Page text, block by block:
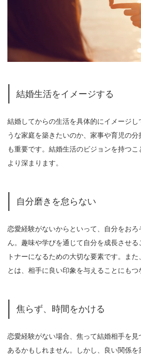
結婚生活をイメージする
結婚してからの生活を具体的にイメージし
うな家庭を築きたいのか、家事や育児の分
も重要です。結婚生活のビジョンを持つ
より深まります。
自分磨きを怠らない
恋愛経験がないからといって、自分をお
ん。趣味や学びを通じて自分を成長させ
トナーになるための大切な要素です。また
とは、相手に良い印象を与えることにもつ
焦らず、時間をかける
恋愛経験がない場合、焦って結婚相手を
あるかもしれません。しかし、良い関係